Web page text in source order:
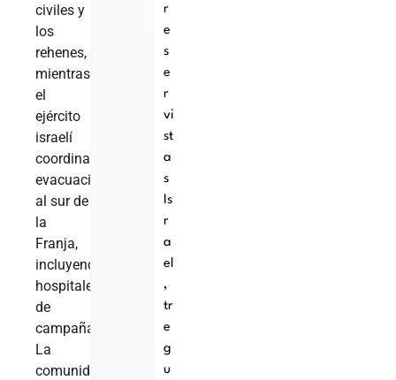
civiles y
los
rehenes,
mientras
el
ejército
israelí
coordina
evacuaciones
al sur de
la
Franja,
incluyendo
hospitales
de
campaña.
La
comunidad
r
e
s
e
r
vi
st
a
s
Is
r
a
el
,
tr
e
g
u